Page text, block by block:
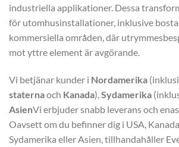
industriella applikationer. Dessa
för utomhusinstallationer, inklusive
kommersiella områden, där
mot yttre element är avgörande.
Vi betjänar kunder i Nordamerika
staternaoch Kanada),Sydamerika
AsienVi erbjuder snabb leverans och
Oavsett om du befinner dig i USA,
Sydamerika eller Asien, tillhandahåller